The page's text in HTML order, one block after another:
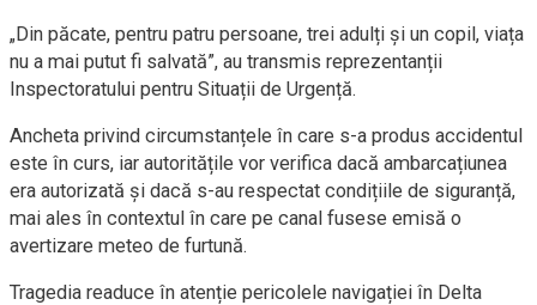
„Din păcate, pentru patru persoane, trei adulți și un copil, viața
nu a mai putut fi salvată”, au transmis reprezentanții
Inspectoratului pentru Situații de Urgență.
Ancheta privind circumstanțele în care s-a produs accidentul
este în curs, iar autoritățile vor verifica dacă ambarcațiunea
era autorizată și dacă s-au respectat condițiile de siguranță,
mai ales în contextul în care pe canal fusese emisă o
avertizare meteo de furtună.
Tragedia readuce în atenție pericolele navigației în Delta